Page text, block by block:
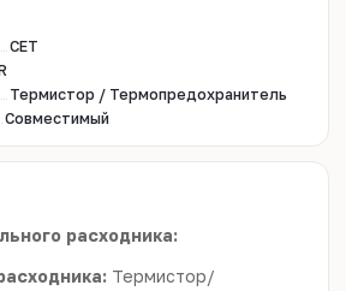
CET
Термистор / Термопредохранитель
Совместимый
расходника:
Термистор/